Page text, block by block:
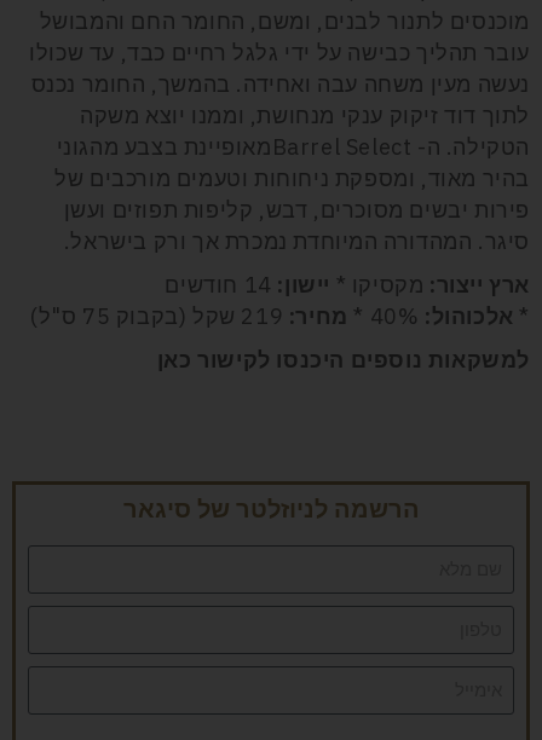
מוכנסים לתנור לבנים, ומשם, החומר החם והמבושל
עובר תהליך כבישה על ידי גלגל רחיים כבד, עד שכולו
נעשה מעין משחה עבה ואחידה. בהמשך, החומר נכנס
לתוך דוד זיקוק ענקי מנחושת, וממנו יוצא משקה
הטקילה. ה- Barrel Selectמאופיינת בצבע מהגוני
בהיר מאוד, ומספקת ניחוחות וטעמים מורכבים של
פירות יבשים מסוכרים, דבש, קליפות תפוזים ועשן
סיגר. המהדורה המיוחדת נמכרת אך ורק בישראל.
ארץ ייצור: מקסיקו * יישון:
14 חודשים
* אלכוהול: מחיר:
למשקאות נוספים היכנסו לקישור כאן
הרשמה לניוזלטר של סיגאר